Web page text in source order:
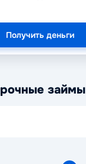
Получить деньги
займы